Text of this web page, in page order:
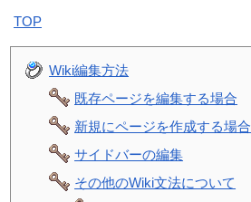
TOP
Wiki編集方法
既存ページを編集する場合
新規にページを作成する場合
サイドバーの編集
その他のWiki文法について